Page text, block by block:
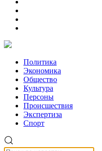
Политика
Экономика
Общество
Культура
Персоны
Происшествия
Экспертиза
Спорт